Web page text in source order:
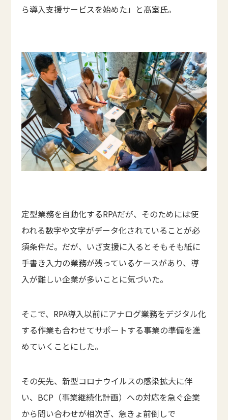
ら導入支援サービスを始めた」と髙室氏。
定型業務を自動化するRPAだが、そのためには使
われる数字や文字がデータ化されていることが必
須条件だ。だが、いざ支援に入るとそもそも紙に
手書き入力の業務が残っているケースがあり、導
入が難しい企業が多いことに気づいた。
そこで、RPA導入以前にアナログ業務をデジタル化
する作業も合わせてサポートする事業の準備を進
めていくことにした。
その矢先、新型コロナウイルスの感染拡大に伴
い、BCP（事業継続化計画）への対応を急ぐ企業
から問い合わせが相次ぎ、急きょ前倒しで